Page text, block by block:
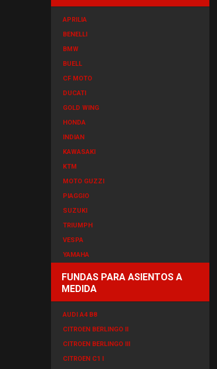
APRILIA
BENELLI
BMW
BUELL
CF MOTO
DUCATI
GOLD WING
HONDA
INDIAN
KAWASAKI
KTM
MOTO GUZZI
PIAGGIO
SUZUKI
TRIUMPH
VESPA
YAMAHA
FUNDAS PARA ASIENTOS A
MEDIDA
AUDI A4 B8
CITROEN BERLINGO II
CITROEN BERLINGO III
CITROEN C1 I